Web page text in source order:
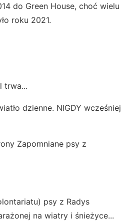
do Green House, choć wielu
roku 2021.
trwa...
dzienne. NIGDY wcześniej
Zapomniane psy z
psy z Radys
na wiatry i śnieżyce...